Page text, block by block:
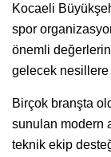
Kocaeli
spor
önemli
gelecek nesillere
Birçok branşta
sunulan modern
teknik ekip